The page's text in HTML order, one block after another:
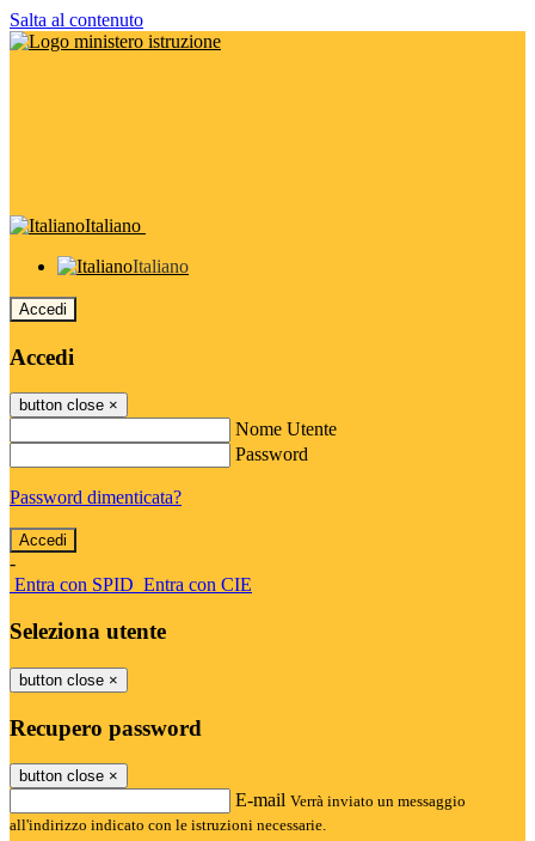
Salta al contenuto
Italiano
Italiano
Accedi
Accedi
button close ×
Nome Utente
Password
Password dimenticata?
-
Entra con SPID Entra con CIE
Seleziona utente
button close ×
Recupero password
button close ×
E-mail Verrà inviato un messaggio
all'indirizzo indicato con le istruzioni necessarie.